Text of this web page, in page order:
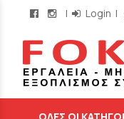
| Login |
/